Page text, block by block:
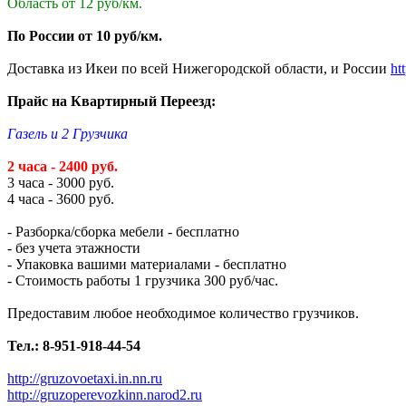
Область от 12 руб/км.
По России от 10 руб/км.
Доставка из Икеи по всей Нижегородской области, и России
Прайс на Квартирный Переезд:
Газель и 2 Грузчика
2 часа - 2400 руб.
3 часа - 3000 руб.
4 часа - 3600 руб.
- Разборка/сборка мебели - бесплатно
- без учета этажности
- Упаковка вашими материалами - бесплатно
- Стоимость работы 1 грузчика 300 руб/час.
Предоставим любое необходимое количество грузчиков.
Тел.: 8-951-918-44-54
http://gruzovoetaxi.in.nn.ru
http://gruzoperevozkinn.narod2.ru